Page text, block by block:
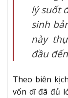
lý suốt
sinh
này
đầu
Theo biên
vốn dĩ đã đủ